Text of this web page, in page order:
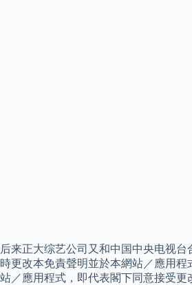
后来正大综艺公司又和中国中央电视
時更改本免責聲明並於本網站／應用
站／應用程式，即代表閣下同意接受更